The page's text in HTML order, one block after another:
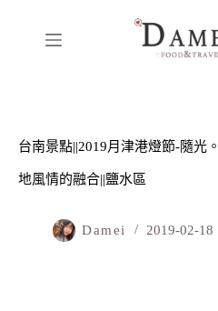
台南景點||2019月津港燈節-隨光
地風情的融合||鹽水區
Damei 2019-02-18